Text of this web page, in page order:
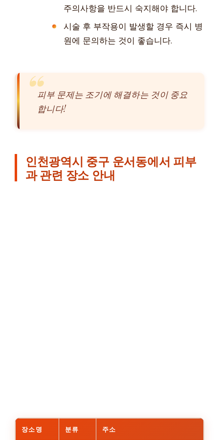
주의사항을 반드시 숙지해야 합니다.
시술 후 부작용이 발생할 경우 즉시 병
원에 문의하는 것이 좋습니다.
피부 문제는 조기에 해결하는 것이 중요
합니다!
인천광역시 중구 운서동에서 피부
과 관련 장소 안내
장소명 분류 주소